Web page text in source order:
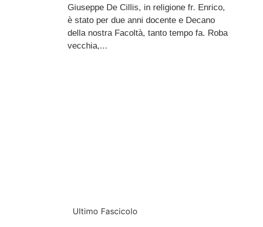
Giuseppe De Cillis, in religione fr. Enrico,
è stato per due anni docente e Decano
della nostra Facoltà, tanto tempo fa. Roba
vecchia,...
Ultimo Fascicolo